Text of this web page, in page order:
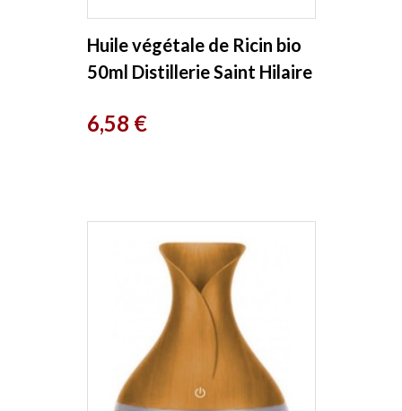
Huile végétale de Ricin bio
50ml Distillerie Saint Hilaire
Prix
6,58 €